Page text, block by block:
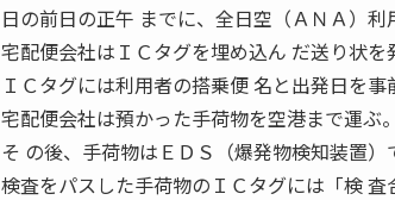
日の前日の正午 までに、全日空（ＡＮＡ）利
宅配便会社はＩＣタグを埋め込ん だ送り状を
ＩＣタグには利用者の搭乗便 名と出発日を事
宅配便会社は預かった手荷物を空港まで運ぶ。
そ の後、手荷物はＥＤＳ（爆発物検知装置）
検査をパスした手荷物のＩＣタグには「検 査